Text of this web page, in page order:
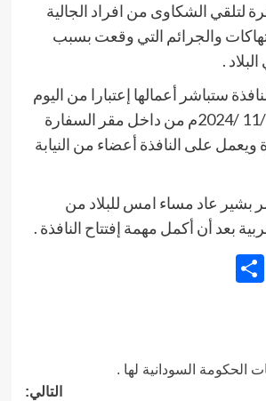
لتلقي الشكاوى من افراد الجالية
والجرائم التي وقعت بسبب
.
ستباشر أعمالها إعتبارا من اليوم
الاحد الموافق 10 /11 /2024م من داخل مقر السفارة
ويعمل على النافذة أعضاء من النيابة
بشير عاد مساء امس للبلاد من
بعد أن أكمل مهمة إفتتاح النافذة .
Email
الحكومة السودانية لها .
التالي: